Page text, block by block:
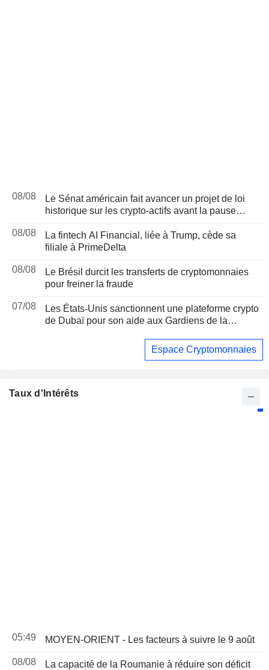
08/08
Le Sénat américain fait avancer un projet de loi
historique sur les crypto-actifs avant la pause
08/08
La fintech AI Financial, liée à Trump, cède sa
filiale à PrimeDelta
08/08
Le Brésil durcit les transferts de cryptomonnaies
pour freiner la fraude
07/08
Les États-Unis sanctionnent une plateforme crypto
de Dubaï pour son aide aux Gardiens de la
Espace Cryptomonnaies
Taux d'Intérêts
05:49 MOYEN-ORIENT - Les facteurs à suivre le 9 août
08/08
La capacité de la Roumanie à réduire son déficit